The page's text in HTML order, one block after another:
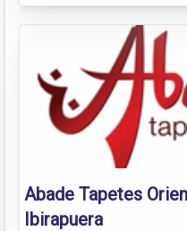
Abade Tapetes
Ibirapuera